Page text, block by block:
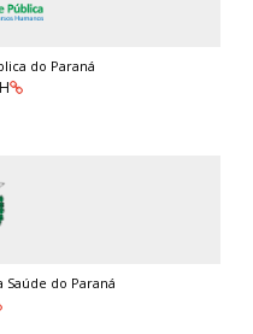
do Paraná
Saúde do Paraná